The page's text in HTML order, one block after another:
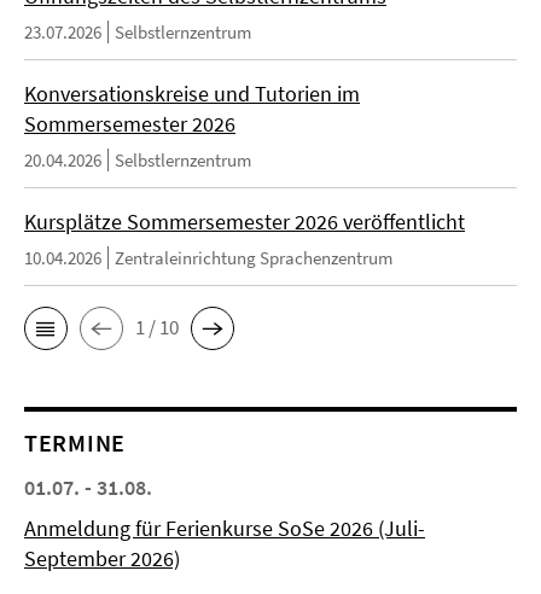
23.07.2026 Selbstlernzentrum
Konversationskreise und Tutorien im
Sommersemester 2026
20.04.2026 Selbstlernzentrum
Kursplätze Sommersemester 2026 veröffentlicht
10.04.2026 Zentraleinrichtung Sprachenzentrum
1 / 10
TERMINE
01.07. - 31.08.
Anmeldung für Ferienkurse SoSe 2026 (Juli-
September 2026)